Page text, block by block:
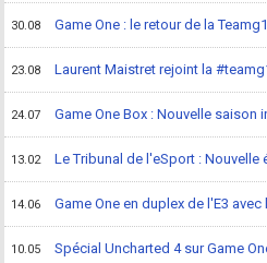
30.08 Game One : le retour de la
23.08 Laurent Maistret rejoint la
24.07 Game One Box : Nouvelle saison
13.02 Le Tribunal de l'eSport : Nouvelle
14.06 Game One en duplex de l'E3 avec
10.05 Spécial Uncharted 4 sur Game